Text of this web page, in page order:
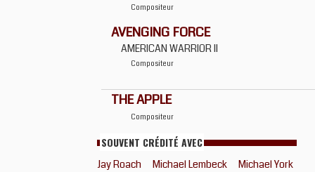
Compositeur
AVENGING FORCE
AMERICAN WARRIOR II
Compositeur
THE APPLE
Compositeur
SOUVENT CRÉDITÉ AVEC
Jay Roach Michael Lembeck
Michael York